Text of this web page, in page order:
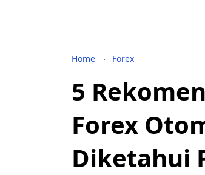
Home Forex
5
Forex
Diketahui